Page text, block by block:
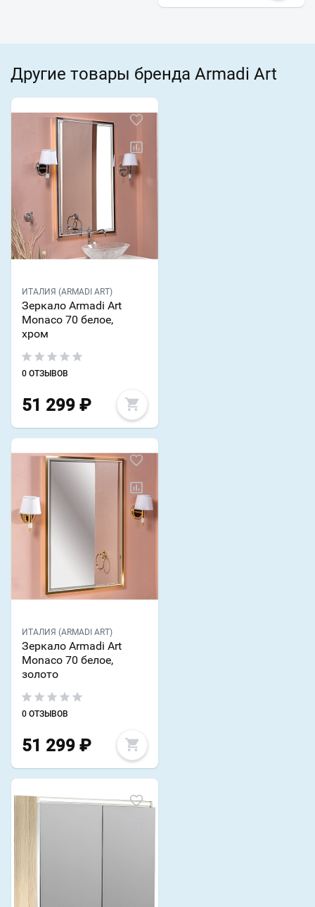
Другие товары бренда Armadi Art
ИТАЛИЯ (ARMADI ART)
Зеркало Armadi Art
Monaco 70 белое,
хром
0 ОТЗЫВОВ
51 299 ₽
ИТАЛИЯ (ARMADI ART)
Зеркало Armadi Art
Monaco 70 белое,
золото
0 ОТЗЫВОВ
51 299 ₽